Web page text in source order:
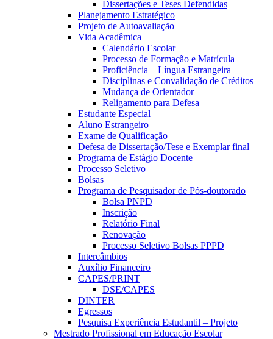
Dissertações e Teses Defendidas
Planejamento Estratégico
Projeto de Autoavaliação
Vida Acadêmica
Calendário Escolar
Processo de Formação e Matrícula
Proficiência – Língua Estrangeira
Disciplinas e Convalidação de Créditos
Mudança de Orientador
Religamento para Defesa
Estudante Especial
Aluno Estrangeiro
Exame de Qualificação
Defesa de Dissertação/Tese e Exemplar final
Programa de Estágio Docente
Processo Seletivo
Bolsas
Programa de Pesquisador de Pós-doutorado
Bolsa PNPD
Inscrição
Relatório Final
Renovação
Processo Seletivo Bolsas PPPD
Intercâmbios
Auxílio Financeiro
CAPES/PRINT
DSE/CAPES
DINTER
Egressos
Pesquisa Experiência Estudantil – Projeto
Mestrado Profissional em Educação Escolar